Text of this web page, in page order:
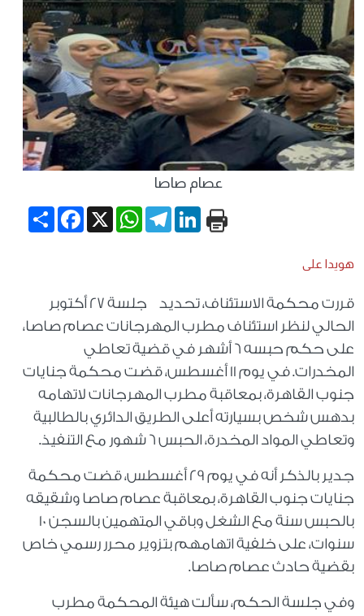
عصام صاصا
Share
Facebook X
WhatsApp
TelegramLinkedIn
هويدا على
قررت محكمة الاستئناف، تحديد جلسة 27 أكتوبر
الحالي لنظر استئناف مطرب المهرجانات عصام صاصا،
على حكم حبسه 6 أشهر في قضية تعاطي
المخدرات. في يوم 11 أغسطس، قضت محكمة جنايات
جنوب القاهرة، بمعاقبة مطرب المهرجانات لاتهامه
بدهس شخص بسيارته أعلى الطريق الدائري بالطالبية
وتعاطي المواد المخدرة، الحبس 6 شهور مع التنفيذ.
جدير بالذكر أنه في يوم 29 أغسطس، قضت محكمة
جنايات جنوب القاهرة، بمعاقبة عصام صاصا وشقيقه
بالحبس سنة مع الشغل وباقي المتهمين بالسجن 10
سنوات، على خلفية اتهامهم بتزوير محرر رسمي خاص
بقضية حادث عصام صاصا.
وفي جلسة الحكم، سألت هيئة المحكمة مطرب